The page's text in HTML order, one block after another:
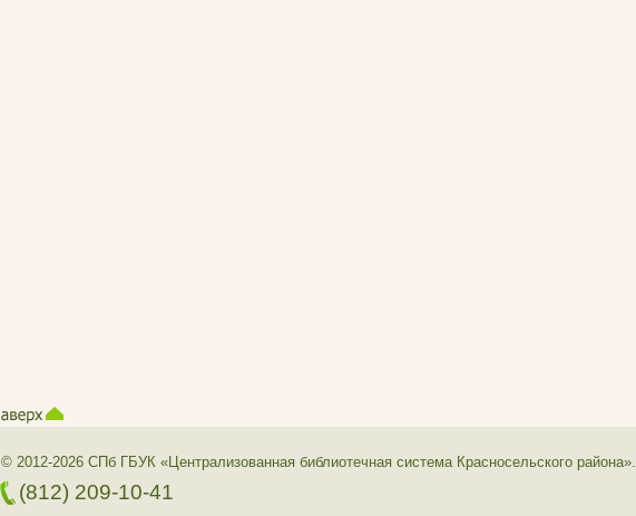
© 2012-2026 СПб ГБУК «Централизованная библиотечная система Красносельского района».
(812) 209-10-41